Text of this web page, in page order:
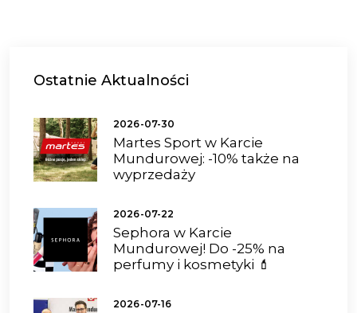
Ostatnie Aktualności
2026-07-30
Martes Sport w Karcie
Mundurowej: -10% także na
wyprzedaży
2026-07-22
Sephora w Karcie
Mundurowej! Do -25% na
perfumy i kosmetyki 💄
2026-07-16